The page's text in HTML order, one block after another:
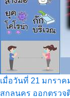
เมื่อวันที่ 21 มกรา
สกลนคร ออกตรวจ